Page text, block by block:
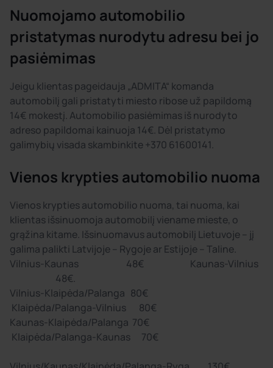
Nuomojamo automobilio
pristatymas nurodytu adresu bei jo
pasiėmimas
Jeigu klientas pageidauja „ADMITA“ komanda
automobilį gali pristatyti miesto ribose už papildomą
14€ mokestį. Automobilio pasiėmimas iš nurodyto
adreso papildomai kainuoja 14€. Dėl pristatymo
galimybių visada skambinkite +370 61600141.
Vienos krypties automobilio nuoma
Vienos krypties automobilio nuoma, tai nuoma, kai
klientas išsinuomoja automobilį viename mieste, o
grąžina kitame. Išsinuomavus automobilį Lietuvoje – jį
galima palikti Latvijoje – Rygoje ar Estijoje – Taline.
Vilnius-Kaunas 48€ Kaunas-Vilnius
48€.
Vilnius-Klaipėda/Palanga 80€
Klaipėda/Palanga-Vilnius 80€
Kaunas-Klaipėda/Palanga 70€
Klaipėda/Palanga-Kaunas 70€